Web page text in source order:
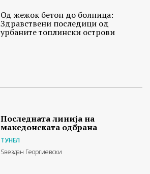
Од жежок бетон до болница:
Здравствени последици од
урбаните топлински острови
Последната линија на
македонската одбрана
ТУНЕЛ
Ѕвездан Георгиевски